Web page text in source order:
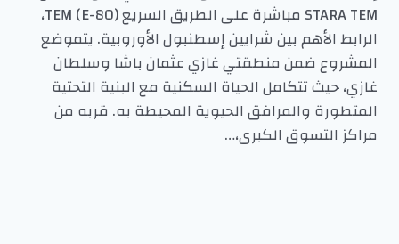
STARA TEM مباشرة على الطريق السريع TEM (E-80)،
الرابط الأهم بين شرايين إسطنبول الأوروبية. يتموضع
المشروع ضمن منطقتي غازي عثمان باشا وسلطان
غازي، حيث تتكامل الحياة السكنية مع البنية التحتية
المتطورة والمرافق الحيوية المحيطة به. قربه من
مراكز التسوق الكبرى،…